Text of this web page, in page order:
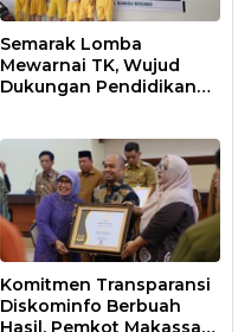
Semarak Lomba
Mewarnai TK, Wujud
Dukungan Pendidikan
Komitmen Transparansi
Diskominfo Berbuah
Hasil, Pemkot Makassar